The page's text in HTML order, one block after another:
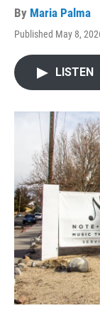
By Maria Palma
Published May 8,
LISTEN